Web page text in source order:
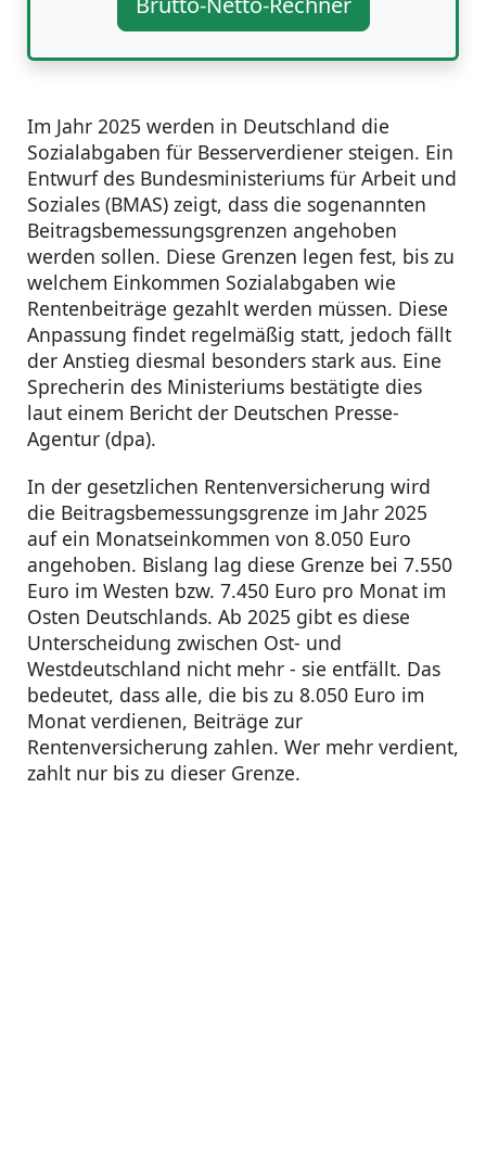
Im Jahr 2025 werden in Deutschland die
Sozialabgaben für Besserverdiener steigen. Ein
Entwurf des Bundesministeriums für Arbeit und
Soziales (BMAS) zeigt, dass die sogenannten
Beitragsbemessungsgrenzen angehoben
werden sollen. Diese Grenzen legen fest, bis zu
welchem Einkommen Sozialabgaben wie
Rentenbeiträge gezahlt werden müssen. Diese
Anpassung findet regelmäßig statt, jedoch fällt
der Anstieg diesmal besonders stark aus. Eine
Sprecherin des Ministeriums bestätigte dies
laut einem Bericht der Deutschen Presse-
Agentur (dpa).
In der gesetzlichen Rentenversicherung wird
die Beitragsbemessungsgrenze im Jahr 2025
auf ein Monatseinkommen von 8.050 Euro
angehoben. Bislang lag diese Grenze bei 7.550
Euro im Westen bzw. 7.450 Euro pro Monat im
Osten Deutschlands. Ab 2025 gibt es diese
Unterscheidung zwischen Ost- und
Westdeutschland nicht mehr - sie entfällt. Das
bedeutet, dass alle, die bis zu 8.050 Euro im
Monat verdienen, Beiträge zur
Rentenversicherung zahlen. Wer mehr verdient,
zahlt nur bis zu dieser Grenze.